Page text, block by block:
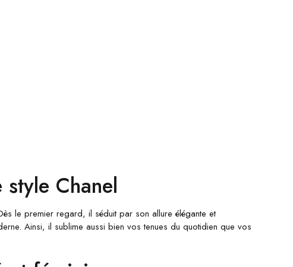
Chanel
le premier regard, il séduit par son allure élégante et
Ainsi, il sublime aussi bien vos tenues du quotidien que vos